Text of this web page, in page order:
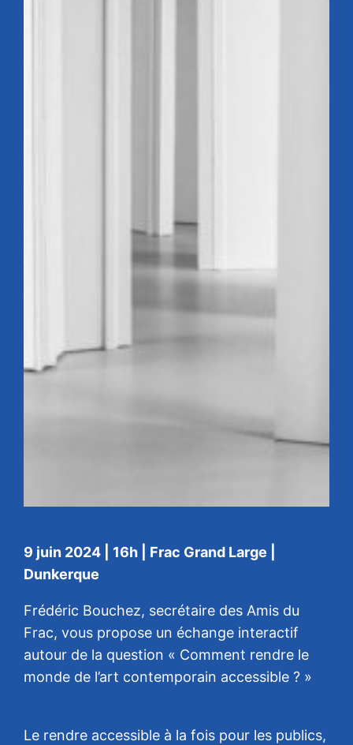
9 juin 2024 | 16h | Frac Grand Large |
Dunkerque
Frédéric Bouchez, secrétaire des Amis du
Frac, vous propose un échange interactif
autour de la question « Comment rendre le
monde de l’art contemporain accessible ? »
Le rendre accessible à la fois pour les publics,